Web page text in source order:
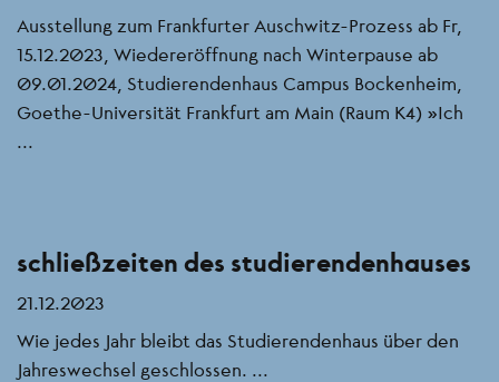
Ausstellung zum Frankfurter Auschwitz-Prozess ab Fr,
15.12.2023, Wiedereröffnung nach Winterpause ab
09.01.2024, Studierendenhaus Campus Bockenheim,
Goethe-Universität Frankfurt am Main (Raum K4) »Ich
...
schließzeiten des studierendenhauses
21.12.2023
Wie jedes Jahr bleibt das Studierendenhaus über den
Jahreswechsel geschlossen. ...